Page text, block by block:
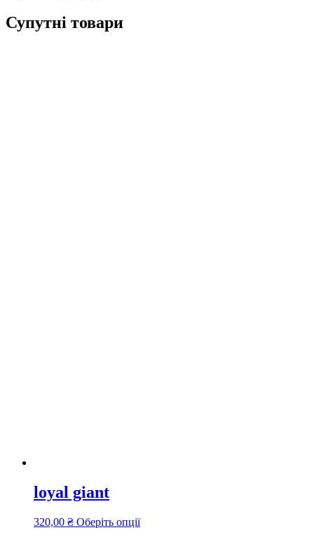
Супутні товари
loyal giant
320,00 ₴ Оберіть опціїЦей